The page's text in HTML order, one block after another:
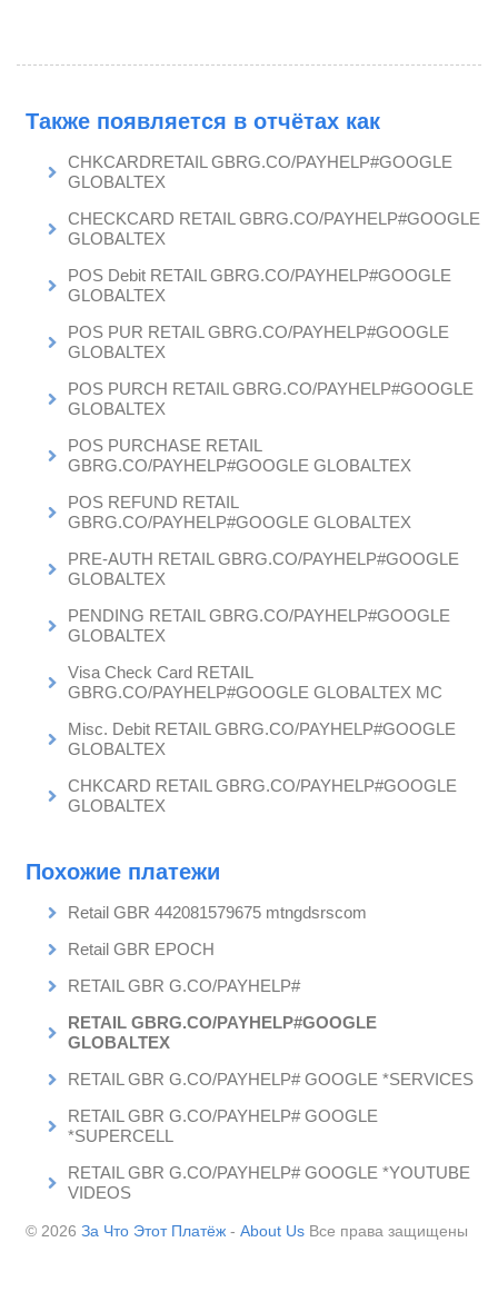
Также появляется в отчётах как
CHKCARDRETAIL GBRG.CO/PAYHELP#GOOGLE
GLOBALTEX
CHECKCARD RETAIL GBRG.CO/PAYHELP#GOOGLE
GLOBALTEX
POS Debit RETAIL GBRG.CO/PAYHELP#GOOGLE
GLOBALTEX
POS PUR RETAIL GBRG.CO/PAYHELP#GOOGLE
GLOBALTEX
POS PURCH RETAIL GBRG.CO/PAYHELP#GOOGLE
GLOBALTEX
POS PURCHASE RETAIL
GBRG.CO/PAYHELP#GOOGLE GLOBALTEX
POS REFUND RETAIL
GBRG.CO/PAYHELP#GOOGLE GLOBALTEX
PRE-AUTH RETAIL GBRG.CO/PAYHELP#GOOGLE
GLOBALTEX
PENDING RETAIL GBRG.CO/PAYHELP#GOOGLE
GLOBALTEX
Visa Check Card RETAIL
GBRG.CO/PAYHELP#GOOGLE GLOBALTEX MC
Misc. Debit RETAIL GBRG.CO/PAYHELP#GOOGLE
GLOBALTEX
CHKCARD RETAIL GBRG.CO/PAYHELP#GOOGLE
GLOBALTEX
Похожие платежи
Retail GBR 442081579675 mtngdsrscom
Retail GBR EPOCH
RETAIL GBR G.CO/PAYHELP#
RETAIL GBRG.CO/PAYHELP#GOOGLE
GLOBALTEX
RETAIL GBR G.CO/PAYHELP# GOOGLE *SERVICES
RETAIL GBR G.CO/PAYHELP# GOOGLE
*SUPERCELL
RETAIL GBR G.CO/PAYHELP# GOOGLE *YOUTUBE
VIDEOS
© 2026За Что Этот Платёж -About Us Все права защищены